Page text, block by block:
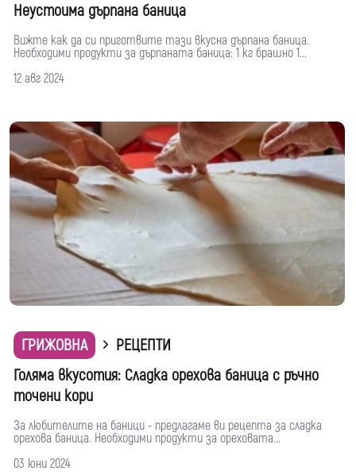
Неустоима дърпана баница
Вижте как да си приготвите тази вкусна дърпана баница.
Необходими продукти за дърпаната баница: 1 кг брашно 1...
12 авг 2024
ГРИЖОВНА
РЕЦЕПТИ
Голяма вкусотия: Сладка орехова баница с ръчно
точени кори
За любителите на баници - предлагаме ви рецепта за сладка
орехова баница. Необходими продукти за ореховата...
03 юни 2024